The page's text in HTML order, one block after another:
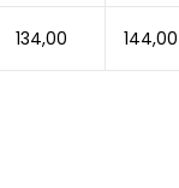
134,00 144,00